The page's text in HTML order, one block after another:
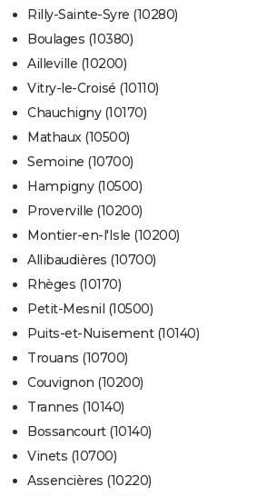
Rilly-Sainte-Syre (10280)
Boulages (10380)
Ailleville (10200)
Vitry-le-Croisé (10110)
Chauchigny (10170)
Mathaux (10500)
Semoine (10700)
Hampigny (10500)
Proverville (10200)
Montier-en-l'Isle (10200)
Allibaudières (10700)
Rhèges (10170)
Petit-Mesnil (10500)
Puits-et-Nuisement (10140)
Trouans (10700)
Couvignon (10200)
Trannes (10140)
Bossancourt (10140)
Vinets (10700)
Assencières (10220)